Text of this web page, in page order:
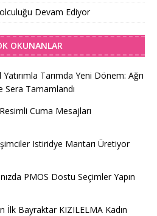
Devam Ediyor
OKUNANLAR
Tarımda Yeni Dönem: Ağrı
Sera Tamamlandı
Cuma Mesajları
Istiridye Mantarı Üretiyor
PMOS Dostu Seçimler Yapın
İlk Bayraktar KIZILELMA Kadın